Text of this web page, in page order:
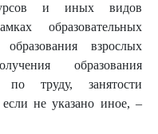
и иных видов
образовательных
взрослых
образования
труду, занятости
не указано иное, –